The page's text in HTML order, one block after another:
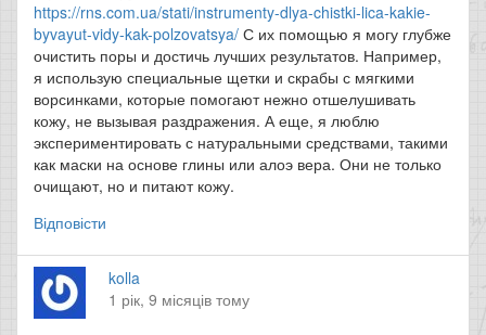
https://rns.com.ua/stati/instrumenty-dlya-chistki-lica-kakie-
byvayut-vidy-kak-polzovatsya/ С их помощью я могу глубже
очистить поры и достичь лучших результатов. Например,
я использую специальные щетки и скрабы с мягкими
ворсинками, которые помогают нежно отшелушивать
кожу, не вызывая раздражения. А еще, я люблю
экспериментировать с натуральными средствами, такими
как маски на основе глины или алоэ вера. Они не только
очищают, но и питают кожу.
Відповісти
kolla
1 рік, 9 місяців тому